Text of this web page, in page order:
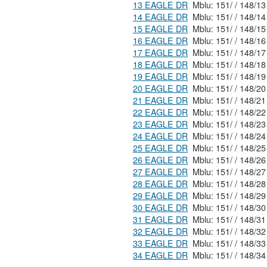
13 EAGLE DR
Mblu: 151/ / 148/
14 EAGLE DR
Mblu: 151/ / 148/
15 EAGLE DR
Mblu: 151/ / 148/
16 EAGLE DR
Mblu: 151/ / 148/
17 EAGLE DR
Mblu: 151/ / 148/
18 EAGLE DR
Mblu: 151/ / 148/
19 EAGLE DR
Mblu: 151/ / 148/
20 EAGLE DR
Mblu: 151/ / 148/
21 EAGLE DR
Mblu: 151/ / 148/
22 EAGLE DR
Mblu: 151/ / 148/
23 EAGLE DR
Mblu: 151/ / 148/
24 EAGLE DR
Mblu: 151/ / 148/
25 EAGLE DR
Mblu: 151/ / 148/
26 EAGLE DR
Mblu: 151/ / 148/
27 EAGLE DR
Mblu: 151/ / 148/
28 EAGLE DR
Mblu: 151/ / 148/
29 EAGLE DR
Mblu: 151/ / 148/
30 EAGLE DR
Mblu: 151/ / 148/
31 EAGLE DR
Mblu: 151/ / 148/
32 EAGLE DR
Mblu: 151/ / 148/
33 EAGLE DR
Mblu: 151/ / 148/
34 EAGLE DR
Mblu: 151/ / 148/